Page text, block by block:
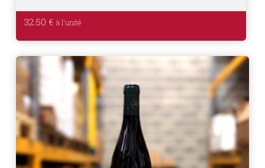
32.50 €